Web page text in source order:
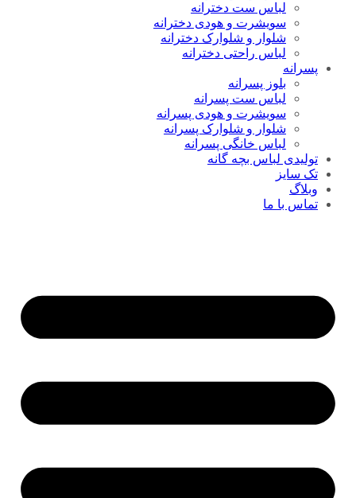
لباس ست دخترانه
سویشرت و هودی دخترانه
شلوار و شلوارک دخترانه
لباس راحتی دخترانه
پسرانه
بلوز پسرانه
لباس ست پسرانه
سویشرت و هودی پسرانه
شلوار و شلوارک پسرانه
لباس خانگی پسرانه
تولیدی لباس بچه گانه
تک سایز
وبلاگ
تماس با ما